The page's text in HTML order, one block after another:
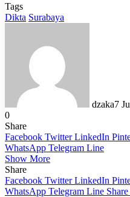
Tags
Dikta Surabaya
dzaka7
0
Share
Facebook Twitter LinkedIn
WhatsApp Telegram Line
Show More
Share
Facebook Twitter LinkedIn
WhatsApp Telegram Line